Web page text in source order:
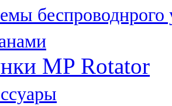
MP Rotator